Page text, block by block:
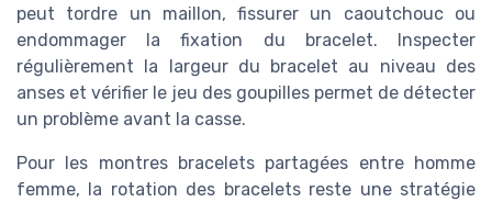
peut tordre un maillon, fissurer un caoutchouc ou
endommager la fixation du bracelet. Inspecter
régulièrement la largeur du bracelet au niveau des
anses et vérifier le jeu des goupilles permet de détecter
un problème avant la casse.
Pour les montres bracelets partagées entre homme
femme, la rotation des bracelets reste une stratégie